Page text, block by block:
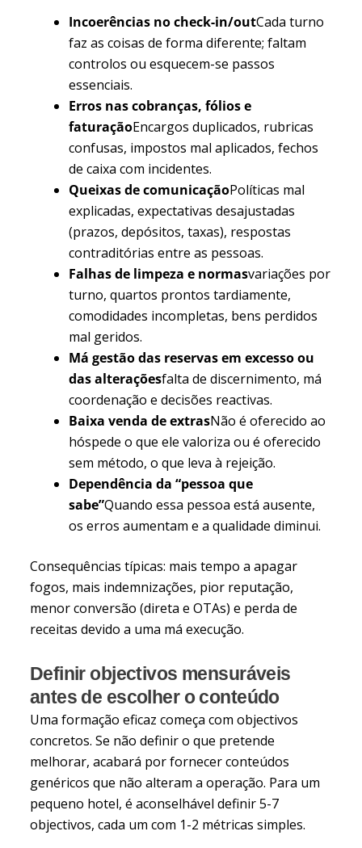
Incoerências no check-in/outCada turno
faz as coisas de forma diferente; faltam
controlos ou esquecem-se passos
essenciais.
Erros nas cobranças, fólios e
faturaçãoEncargos duplicados, rubricas
confusas, impostos mal aplicados, fechos
de caixa com incidentes.
Queixas de comunicaçãoPolíticas mal
explicadas, expectativas desajustadas
(prazos, depósitos, taxas), respostas
contraditórias entre as pessoas.
Falhas de limpeza e normasvariações por
turno, quartos prontos tardiamente,
comodidades incompletas, bens perdidos
mal geridos.
Má gestão das reservas em excesso ou
das alteraçõesfalta de discernimento, má
coordenação e decisões reactivas.
Baixa venda de extrasNão é oferecido ao
hóspede o que ele valoriza ou é oferecido
sem método, o que leva à rejeição.
Dependência da “pessoa que
sabe”Quando essa pessoa está ausente,
os erros aumentam e a qualidade diminui.
Consequências típicas: mais tempo a apagar
fogos, mais indemnizações, pior reputação,
menor conversão (direta e OTAs) e perda de
receitas devido a uma má execução.
Definir objectivos mensuráveis
antes de escolher o conteúdo
Uma formação eficaz começa com objectivos
concretos. Se não definir o que pretende
melhorar, acabará por fornecer conteúdos
genéricos que não alteram a operação. Para um
pequeno hotel, é aconselhável definir 5-7
objectivos, cada um com 1-2 métricas simples.